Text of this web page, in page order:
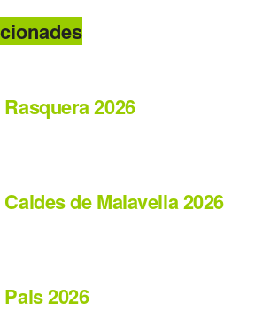
2026
de Malavella 2026
2026